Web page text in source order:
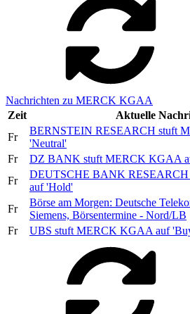
Nachrichten zu MERCK KGAA
Zeit
Aktuelle
Fr
BERNSTEIN RESEARCH stuft
'Neutral'
Fr
DZ BANK stuft MERCK KGAA
Fr
DEUTSCHE BANK
auf 'Hold'
Fr
Börse am Morgen: Deutsche
Siemens, Börsentermine - Nord/LB
Fr
UBS stuft MERCK KGAA auf